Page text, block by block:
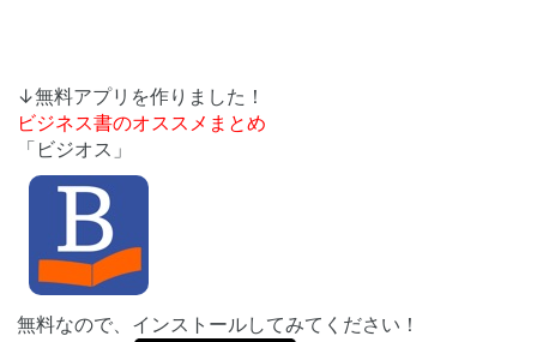
↓無料アプリを作りました！
ビジネス書のオススメまとめ
「ビジオス」
無料なので、インストールしてみてください！